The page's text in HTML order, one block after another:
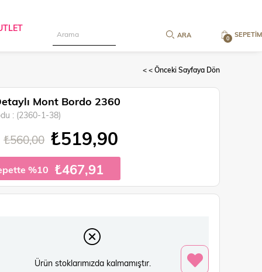
SEPETIM
0
< < Önceki Sayfaya Dön
Mont Bordo 2360
(2360-1-38)
₺560,00 ₺519,90
%10 ₺467,91
Ürün stoklarımızda kalmamıştır.